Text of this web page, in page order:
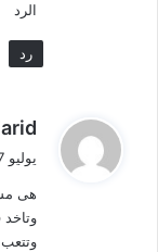
الرد
رد
ي
ل
يوليو 7, 2017 الساعة 8:51 م
هى